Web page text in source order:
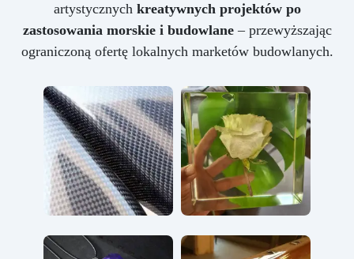
artystycznych kreatywnych projektów po
zastosowania morskie i budowlane– przewyższając
ograniczoną ofertę lokalnych marketów budowlanych.